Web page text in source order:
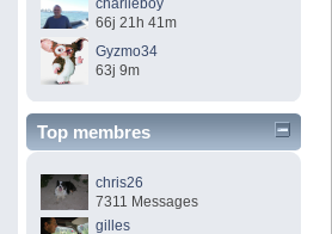
charlieboy
66j 21h 41m
Gyzmo34
63j 9m
Top membres
chris26
7311 Messages
gilles